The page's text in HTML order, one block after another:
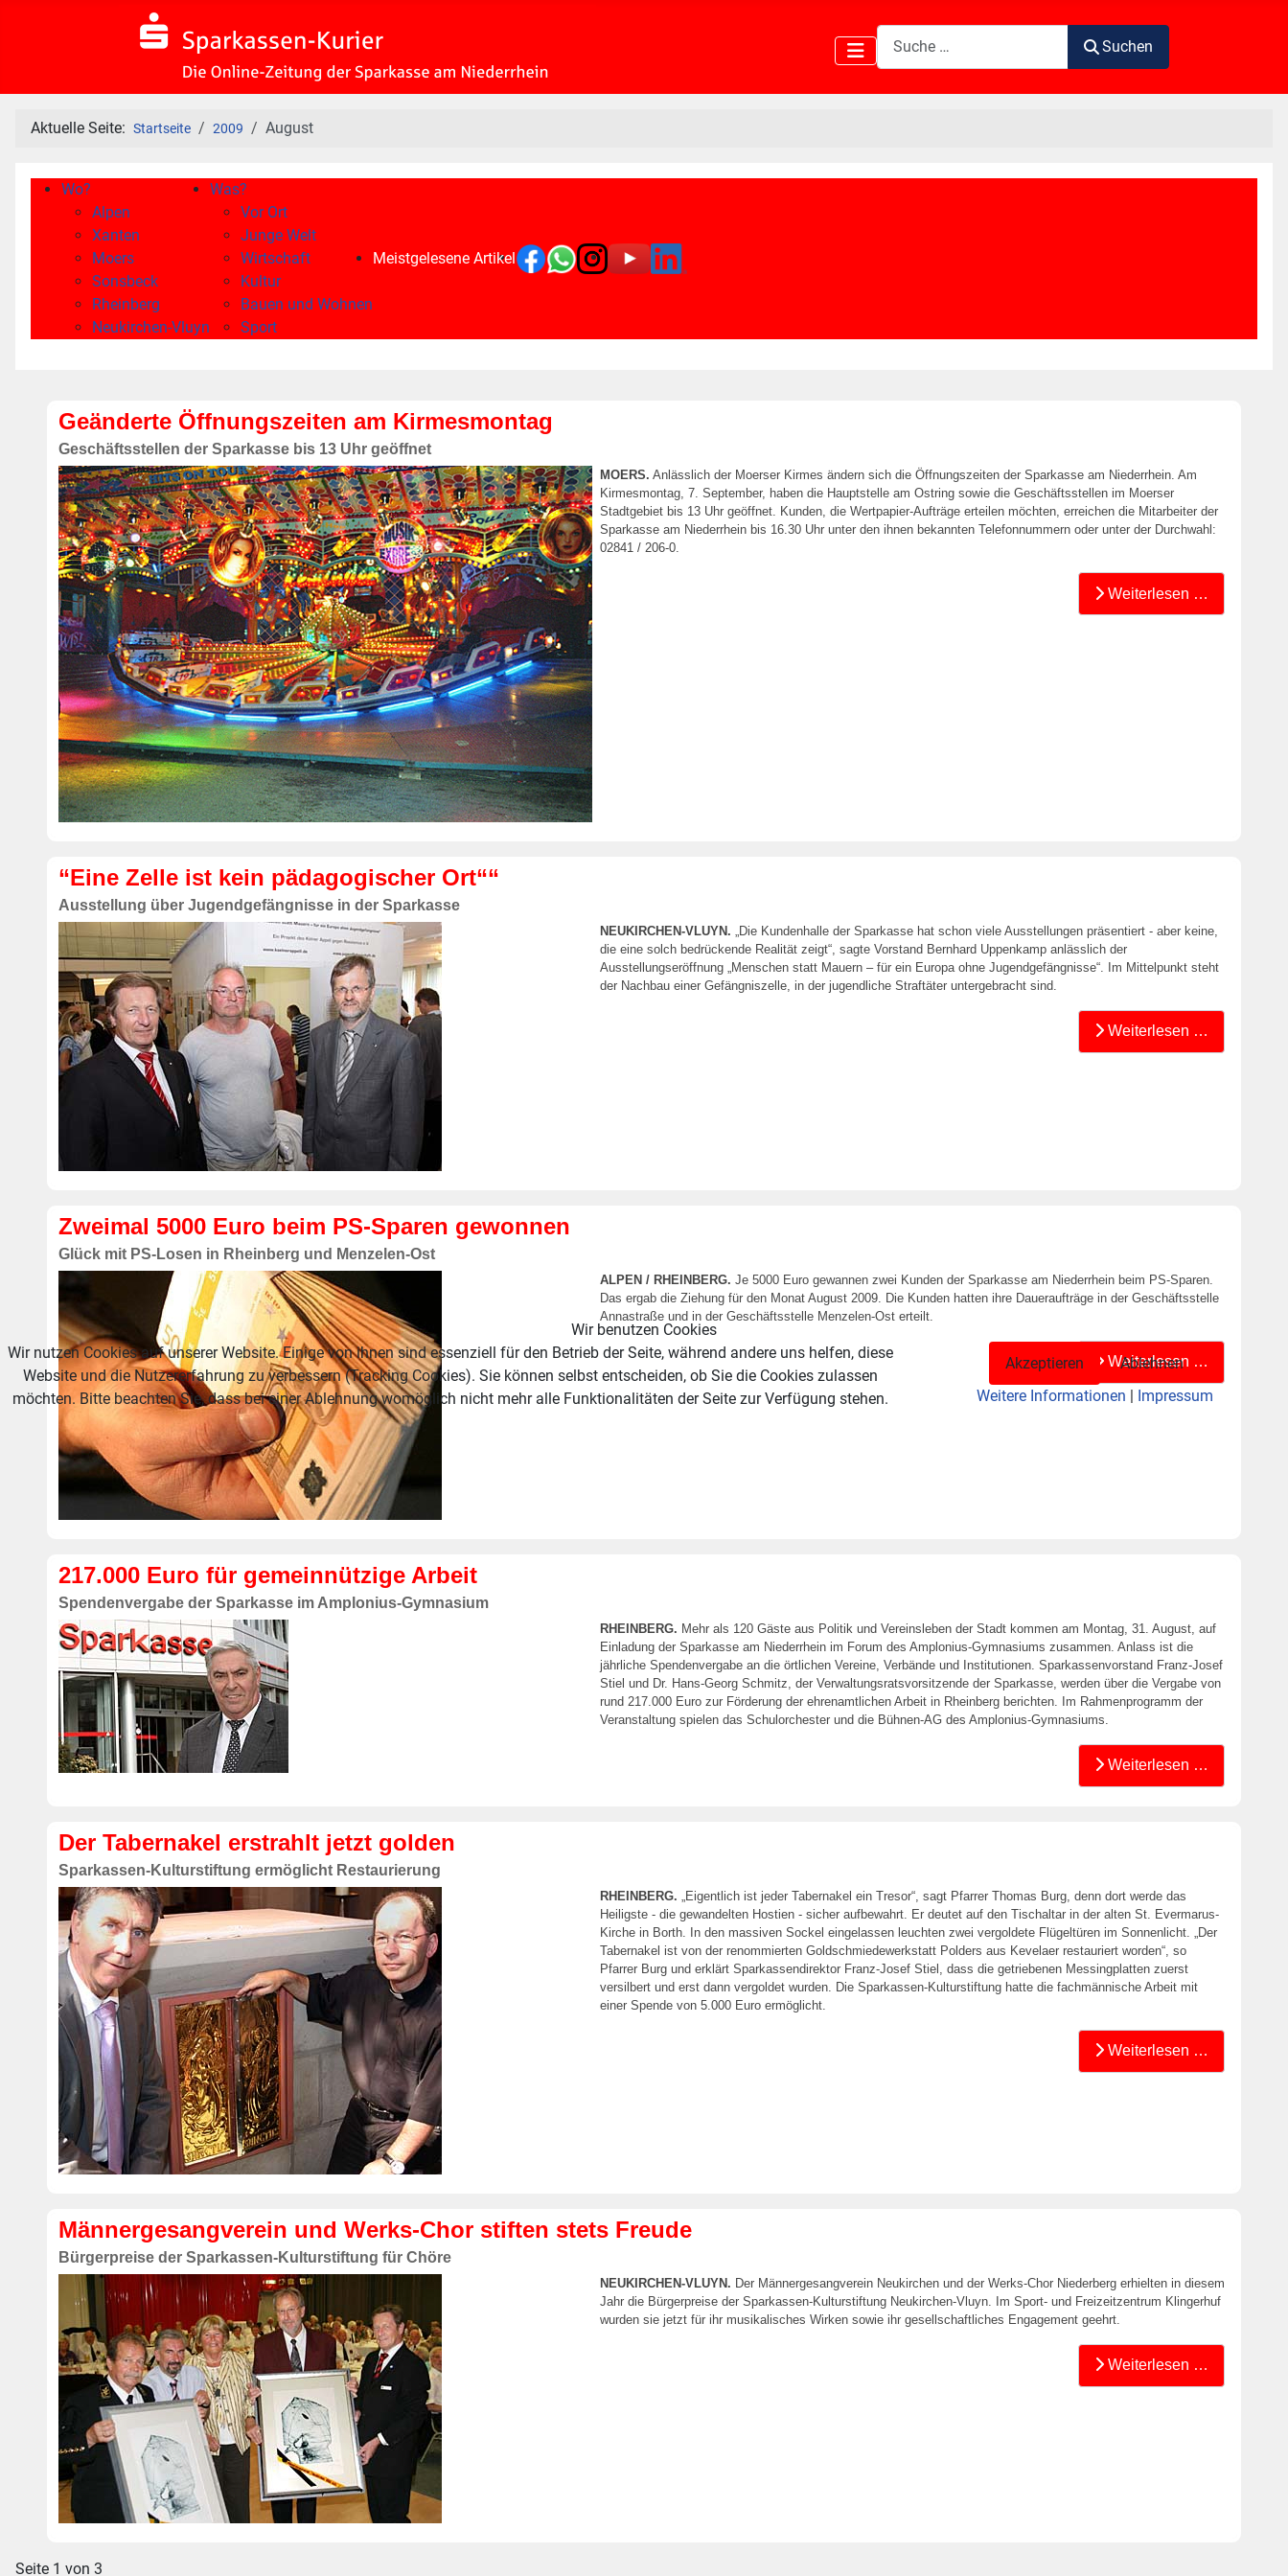
Suchen
Suchen
Aktuelle Seite: Startseite 2009 August
Wo?
Alpen
Xanten
Moers
Sonsbeck
Rheinberg
Neukirchen-Vluyn
Was?
Vor Ort
Junge Welt
Wirtschaft
Kultur
Bauen und Wohnen
Sport
Meistgelesene Artikel
Geänderte Öffnungszeiten am Kirmesmontag
Geschäftsstellen der Sparkasse bis 13 Uhr geöffnet
MOERS. Anlässlich der Moerser Kirmes ändern sich die Öffnungszeiten der Sparkasse am Niederrhein. Am
Kirmesmontag, 7. September, haben die Hauptstelle am Ostring sowie die Geschäftsstellen im Moerser
Stadtgebiet bis 13 Uhr geöffnet. Kunden, die Wertpapier-Aufträge erteilen möchten, erreichen die Mitarbeiter der
Sparkasse am Niederrhein bis 16.30 Uhr unter den ihnen bekannten Telefonnummern oder unter der Durchwahl:
02841 / 206-0.
Weiterlesen …
“Eine Zelle ist kein pädagogischer Ort““
Ausstellung über Jugendgefängnisse in der Sparkasse
NEUKIRCHEN-VLUYN. „Die Kundenhalle der Sparkasse hat schon viele Ausstellungen präsentiert - aber keine,
die eine solch bedrückende Realität zeigt“, sagte Vorstand Bernhard Uppenkamp anlässlich der
Ausstellungseröffnung „Menschen statt Mauern – für ein Europa ohne Jugendgefängnisse“. Im Mittelpunkt steht
der Nachbau einer Gefängniszelle, in der jugendliche Straftäter untergebracht sind.
Weiterlesen …
Zweimal 5000 Euro beim PS-Sparen gewonnen
Glück mit PS-Losen in Rheinberg und Menzelen-Ost
ALPEN / RHEINBERG. Je 5000 Euro gewannen zwei Kunden der Sparkasse am Niederrhein beim PS-Sparen.
Das ergab die Ziehung für den Monat August 2009. Die Kunden hatten ihre Daueraufträge in der Geschäftsstelle
Annastraße und in der Geschäftsstelle Menzelen-Ost erteilt.
Weiterlesen …
217.000 Euro für gemeinnützige Arbeit
Spendenvergabe der Sparkasse im Amplonius-Gymnasium
RHEINBERG. Mehr als 120 Gäste aus Politik und Vereinsleben der Stadt kommen am Montag, 31. August, auf
Einladung der Sparkasse am Niederrhein im Forum des Amplonius-Gymnasiums zusammen. Anlass ist die
jährliche Spendenvergabe an die örtlichen Vereine, Verbände und Institutionen. Sparkassenvorstand Franz-Josef
Stiel und Dr. Hans-Georg Schmitz, der Verwaltungsratsvorsitzende der Sparkasse, werden über die Vergabe von
rund 217.000 Euro zur Förderung der ehrenamtlichen Arbeit in Rheinberg berichten. Im Rahmenprogramm der
Veranstaltung spielen das Schulorchester und die Bühnen-AG des Amplonius-Gymnasiums.
Weiterlesen …
Der Tabernakel erstrahlt jetzt golden
Sparkassen-Kulturstiftung ermöglicht Restaurierung
RHEINBERG. „Eigentlich ist jeder Tabernakel ein Tresor“, sagt Pfarrer Thomas Burg, denn dort werde das
Heiligste - die gewandelten Hostien - sicher aufbewahrt. Er deutet auf den Tischaltar in der alten St. Evermarus-
Kirche in Borth. In den massiven Sockel eingelassen leuchten zwei vergoldete Flügeltüren im Sonnenlicht. „Der
Tabernakel ist von der renommierten Goldschmiedewerkstatt Polders aus Kevelaer restauriert worden“, so
Pfarrer Burg und erklärt Sparkassendirektor Franz-Josef Stiel, dass die getriebenen Messingplatten zuerst
versilbert und erst dann vergoldet wurden. Die Sparkassen-Kulturstiftung hatte die fachmännische Arbeit mit
einer Spende von 5.000 Euro ermöglicht.
Weiterlesen …
Männergesangverein und Werks-Chor stiften stets Freude
Bürgerpreise der Sparkassen-Kulturstiftung für Chöre
NEUKIRCHEN-VLUYN. Der Männergesangverein Neukirchen und der Werks-Chor Niederberg erhielten in diesem
Jahr die Bürgerpreise der Sparkassen-Kulturstiftung Neukirchen-Vluyn. Im Sport- und Freizeitzentrum Klingerhuf
wurden sie jetzt für ihr musikalisches Wirken sowie ihr gesellschaftliches Engagement geehrt.
Weiterlesen …
Seite 1 von 3
Wir benutzen Cookies
Wir nutzen Cookies auf unserer Website. Einige von ihnen sind essenziell für den Betrieb der Seite, während andere uns helfen, diese
Website und die Nutzererfahrung zu verbessern (Tracking Cookies). Sie können selbst entscheiden, ob Sie die Cookies zulassen
möchten. Bitte beachten Sie, dass bei einer Ablehnung womöglich nicht mehr alle Funktionalitäten der Seite zur Verfügung stehen.
Akzeptieren
Ablehnen
Weitere Informationen
Impressum